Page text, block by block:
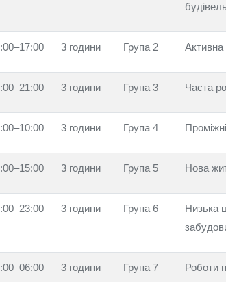
будівель
3 години Група 2
3 години Група 3 Часта
3 години Група 4
3 години Група 5 Нова
3 години Група 6
Низька
3 години Група 7
Роботи